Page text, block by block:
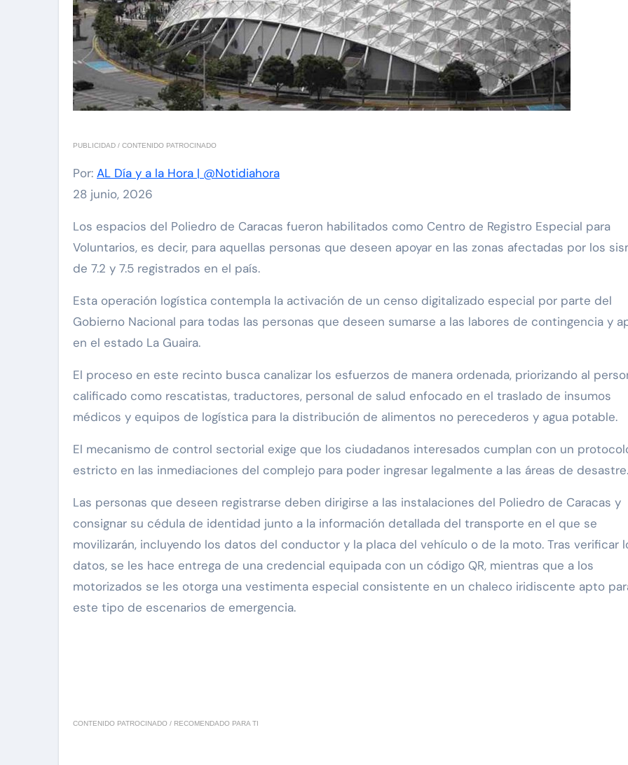
PUBLICIDAD / CONTENIDO PATROCINADO
Por: AL Día y a la Hora | @Notidiahora
28 junio, 2026
Los espacios del Poliedro de Caracas fueron habilitados como Centro de Registro Especial para
Voluntarios, es decir, para aquellas personas que deseen apoyar en las zonas afectadas por los
de 7.2 y 7.5 registrados en el país.
Esta operación logística contempla la activación de un censo digitalizado especial por parte del
Gobierno Nacional para todas las personas que deseen sumarse a las labores de contingencia y
en el estado La Guaira.
El proceso en este recinto busca canalizar los esfuerzos de manera ordenada, priorizando al
calificado como rescatistas, traductores, personal de salud enfocado en el traslado de insumos
médicos y equipos de logística para la distribución de alimentos no perecederos y agua potable.
El mecanismo de control sectorial exige que los ciudadanos interesados cumplan con un
estricto en las inmediaciones del complejo para poder ingresar legalmente a las áreas de desastre.
Las personas que deseen registrarse deben dirigirse a las instalaciones del Poliedro de Caracas y
consignar su cédula de identidad junto a la información detallada del transporte en el que se
movilizarán, incluyendo los datos del conductor y la placa del vehículo o de la moto. Tras verificar
datos, se les hace entrega de una credencial equipada con un código QR, mientras que a los
motorizados se les otorga una vestimenta especial consistente en un chaleco iridiscente apto
este tipo de escenarios de emergencia.
CONTENIDO PATROCINADO / RECOMENDADO PARA TI